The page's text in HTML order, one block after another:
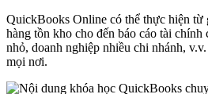
QuickBooks Online có thể thực hiện từ
hàng tồn kho cho đến báo cáo tài
nhỏ, doanh nghiệp nhiều chi nhánh,
mọi nơi.